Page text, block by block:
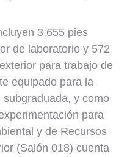
3,655 pies
de laboratorio y 572
para trabajo de
equipado para la
y como
para
y de Recursos
(Salón 018) cuenta